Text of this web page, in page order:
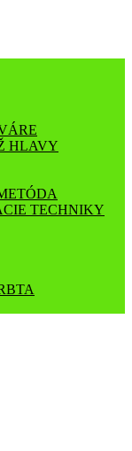
HLAVY
TECHNIKY